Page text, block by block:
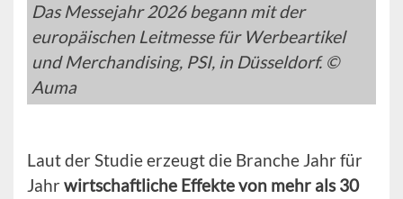
Das Messejahr 2026 begann mit der
europäischen Leitmesse für Werbeartikel
und Merchandising, PSI, in Düsseldorf. ©
Auma
Laut der Studie erzeugt die Branche Jahr für
Jahrwirtschaftliche Effekte von mehr als 30